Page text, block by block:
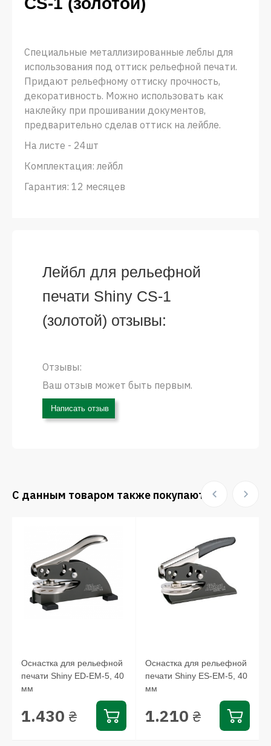
Специальные металлизированные леблы для
использования под оттиск рельефной печати.
Придают рельефному оттиску прочность,
декоративность. Можно использовать как
наклейку при прошивании документов,
предварительно сделав оттиск на лейбле.
На листе - 24шт
Комплектация: лейбл
Гарантия: 12 месяцев
Лейбл для рельефной
печати Shiny CS-1
(золотой) отзывы:
Отзывы:
Ваш отзыв может быть первым.
Написать отзыв
С данным товаром также покупают:
Оснастка для рельефной
печати Shiny ED-EM-5, 40
мм
1.430 ₴
Оснастка для рельефной
печати Shiny ES-ЕМ-5, 40
мм
1.210 ₴